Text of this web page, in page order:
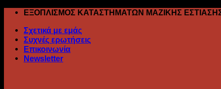
Skip
content
ΕΞΟΠΛΙΣΜΟΣ ΚΑΤΑΣΤΗΜΑΤΩΝ ΜΑΖΙΚΗΣ
Σχετικά με εμάς
Συχνές ερωτήσεις
Επικοινωνία
Newsletter